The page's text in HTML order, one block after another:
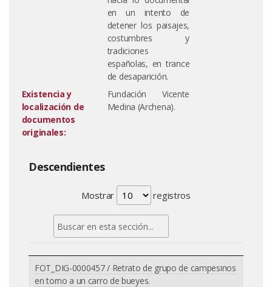
en un intento de
detener los paisajes,
costumbres y
tradiciones
españolas, en trance
de desaparición.
Existencia y
localización de
documentos
originales:
Fundación Vicente
Medina (Archena).
Descendientes
Mostrar registros
FOT_DIG-0000457 / Retrato de grupo de campesinos
en torno a un carro de bueyes.